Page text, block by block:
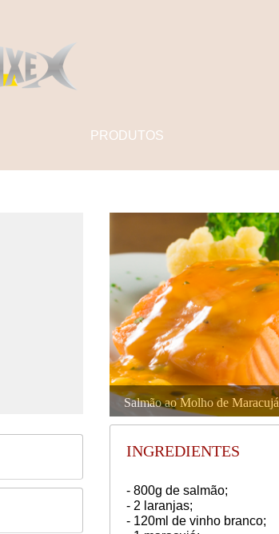
PRODUTOS
Salmão ao Molho de Maracujá
INGREDIENTES
- 800g de salmão;
- 2 laranjas;
- 120ml de vinho branco;